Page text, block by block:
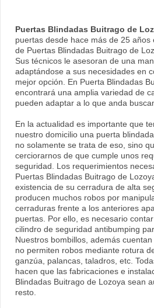
Puertas Blindadas Buitrago de
puertas desde hace más de 25 años
de Puertas Blindadas Buitrago de
Sus técnicos le asesoran de una
adaptándose a sus necesidades en
mejor opción. En Puerta Blindadas
encontrará una amplia variedad de
pueden adaptar a lo que anda
En la actualidad es importante que
nuestro domicilio una puerta
no solamente se trata de eso, sino
cerciorarnos de que cumple unos
seguridad. Los requerimientos
Puertas Blindadas Buitrago de
existencia de su cerradura de alta
producen muchos robos por
cerraduras frente a los anteriores
puertas. Por ello, es necesario
cilindro de seguridad antibumping
Nuestros bombillos, además
no permiten robos mediante rotura
ganzúa, palancas, taladros, etc.
hacen que las fabricaciones e
Blindadas Buitrago de Lozoya sean
resto.